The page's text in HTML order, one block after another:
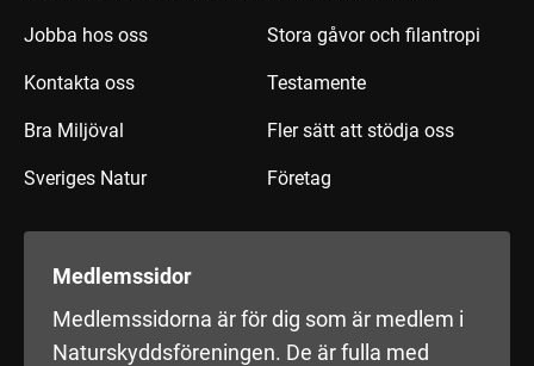
Jobba hos oss
Kontakta oss
Bra Miljöval
Sveriges Natur
Stora gåvor och filantropi
Testamente
Fler sätt att stödja oss
Företag
Medlemssidor
Medlemssidorna är för dig som är medlem i
Naturskyddsföreningen. De är fulla med